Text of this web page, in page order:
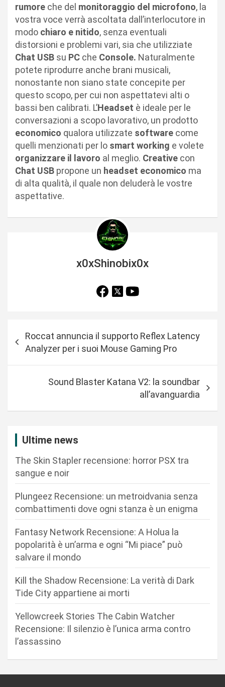
rumore che del monitoraggio del microfono, la
vostra voce verrà ascoltata dall’interlocutore in
modo chiaro e nitido, senza eventuali
distorsioni e problemi vari, sia che utilizziate
Chat USB su PC che Console. Naturalmente
potete riprodurre anche brani musicali,
nonostante non siano state concepite per
questo scopo, per cui non aspettatevi alti o
bassi ben calibrati. L’Headset è ideale per le
conversazioni a scopo lavorativo, un prodotto
economico qualora utilizzate software come
quelli menzionati per lo smart working e volete
organizzare il lavoro al meglio. Creative con
Chat USB propone un headset economico ma
di alta qualità, il quale non deluderà le vostre
aspettative.
x0xShinobix0x
a
Roccat annuncia il supporto Reflex Latency
Analyzer per i suoi Mouse Gaming Pro
Sound Blaster Katana V2: la soundbar
all’avanguardia
Ultime news
The Skin Stapler recensione: horror PSX tra
sangue e noir
Plungeez Recensione: un metroidvania senza
combattimenti dove ogni stanza è un enigma
Fantasy Network Recensione: A Holua la
popolarità è un’arma e ogni “Mi piace” può
salvare il mondo
Kill the Shadow Recensione: La verità di Dark
Tide City appartiene ai morti
Yellowcreek Stories The Cabin Watcher
Recensione: Il silenzio è l’unica arma contro
l’assassino